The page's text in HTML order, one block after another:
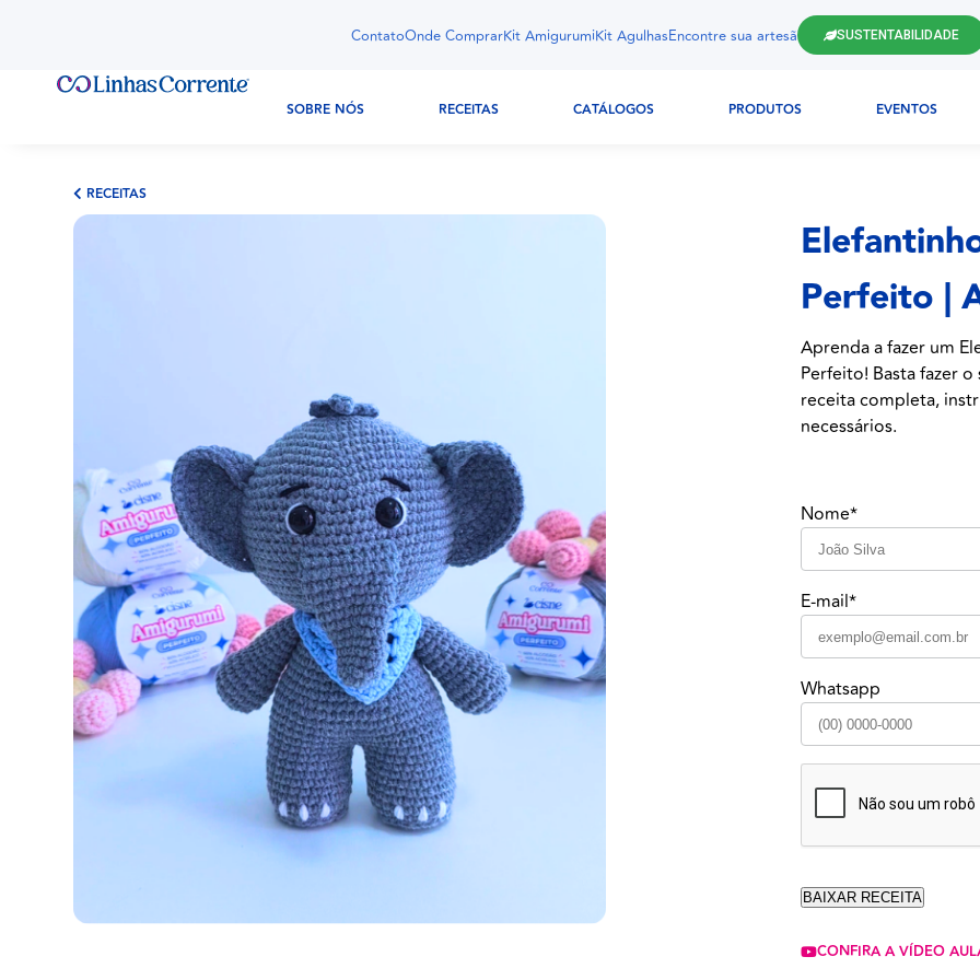
ContatoOnde ComprarKit AmigurumiKit AgulhasEncontre sua artesã SUSTENTABILIDADE
SOBRE NÓS RECEITAS CATÁLOGOS PRODUTOS EVENTOS
RECEITAS
Perfeito |
Aprenda a fazer um
Perfeito! Basta fazer
receita completa,
necessários.
Nome*
E-mail*
Whatsapp
CONFIRA A VÍDEO